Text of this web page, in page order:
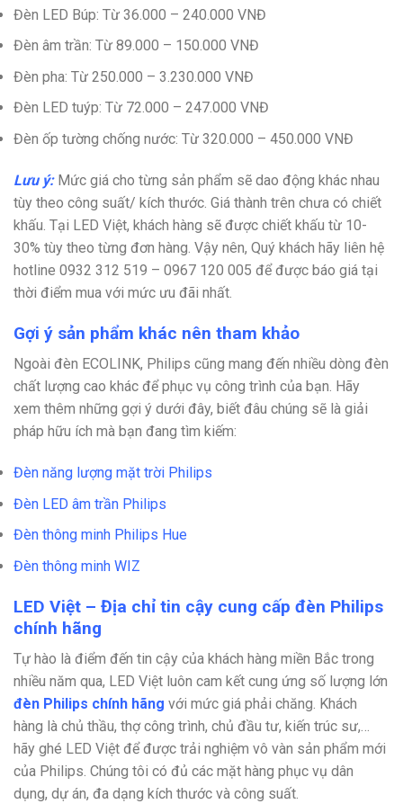
Đèn LED Búp: Từ 36.000 – 240.000 VNĐ
Đèn âm trần: Từ 89.000 – 150.000 VNĐ
Đèn pha: Từ 250.000 – 3.230.000 VNĐ
Đèn LED tuýp: Từ 72.000 – 247.000 VNĐ
Đèn ốp tường chống nước: Từ 320.000 – 450.000 VNĐ
Lưu ý:Mức giá cho từng sản phẩm sẽ dao động khác nhau
tùy theo công suất/ kích thước. Giá thành trên chưa có chiết
khấu. Tại LED Việt, khách hàng sẽ được chiết khấu từ 10-
30% tùy theo từng đơn hàng. Vậy nên, Quý khách hãy liên hệ
hotline 0932 312 519 – 0967 120 005 để được báo giá tại
thời điểm mua với mức ưu đãi nhất.
Gợi ý sản phẩm khác nên tham khảo
Ngoài đèn ECOLINK, Philips cũng mang đến nhiều dòng đèn
chất lượng cao khác để phục vụ công trình của bạn. Hãy
xem thêm những gợi ý dưới đây, biết đâu chúng sẽ là giải
pháp hữu ích mà bạn đang tìm kiếm:
Đèn năng lượng mặt trời Philips
Đèn LED âm trần Philips
Đèn thông minh Philips Hue
Đèn thông minh WIZ
LED Việt – Địa chỉ tin cậy cung cấp đèn Philips
chính hãng
Tự hào là điểm đến tin cậy của khách hàng miền Bắc trong
nhiều năm qua, LED Việt luôn cam kết cung ứng số lượng lớn
đèn Philips chính hãng với mức giá phải chăng. Khách
hàng là chủ thầu, thợ công trình, chủ đầu tư, kiến trúc sư,…
hãy ghé LED Việt để được trải nghiệm vô vàn sản phẩm mới
của Philips. Chúng tôi có đủ các mặt hàng phục vụ dân
dụng, dự án, đa dạng kích thước và công suất.